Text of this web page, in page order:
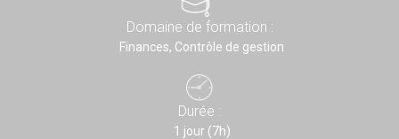
Domaine de formation :
Finances, Contrôle de gestion
Durée :
1 jour (7h)